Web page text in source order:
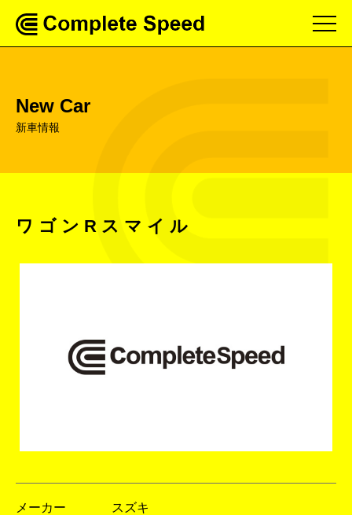
New Car
新車情報
ワゴンRスマイル
メーカー スズキ